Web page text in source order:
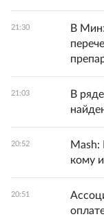
21:30
В
21:03
В
20:52
Mash:
кому
20:51